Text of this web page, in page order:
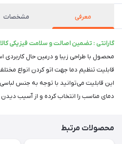
معرفی مشخصات
گارانتی : تضمین اصالت و سلامت فیزیکی کالا
محصول با طراحی زیبا و درعین‌ حال
قابلیت تنظیم دما جهت اتو کردن انواع مختلف
این قابلیت می‌توانید با توجه به جنس
دمای مناسب را انتخاب کرده و از آسیب دیدن
محصولات مرتبط